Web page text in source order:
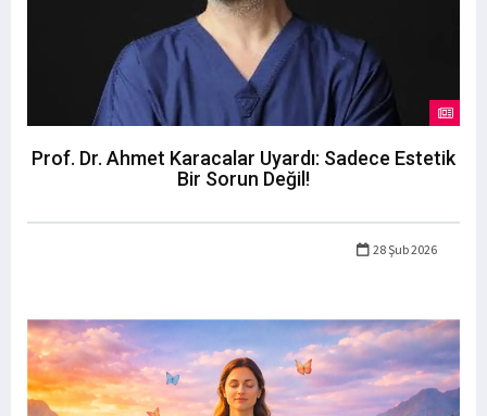
Prof. Dr. Ahmet Karacalar Uyardı: Sadece Estetik
Bir Sorun Değil!
28 Şub 2026